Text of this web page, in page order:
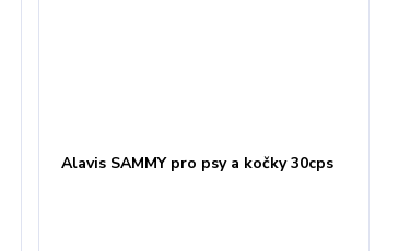
Alavis SAMMY pro psy a kočky 30cps